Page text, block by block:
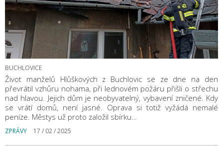
BUCHLOVICE
Život manželů Hlůškových z Buchlovic se ze dne na den
převrátil vzhůru nohama, při lednovém požáru přišli o střechu
nad hlavou. Jejich dům je neobyvatelný, vybavení zničené. Kdy
se vrátí domů, není jasné. Oprava si totiž vyžádá nemalé
peníze. Městys už proto založil sbírku…
ZPRÁVY 17 / 02 / 2025